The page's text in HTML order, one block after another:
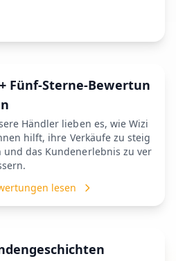
Fünf-Sterne-Bewertun
Händler lieben es, wie Wizi
hilft, ihre Verkäufe zu steig
und das Kundenerlebnis zu ver
lesen